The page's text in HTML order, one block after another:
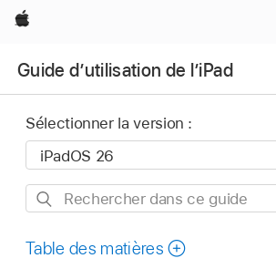
Apple
Guide d’utilisation de l’iPad
Sélectionner la version :
Rechercher
ce
Table des matières